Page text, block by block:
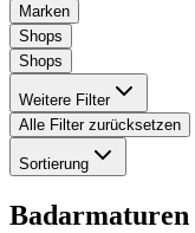
Marken
Shops
Shops
Weitere Filter
Alle Filter zurücksetzen
Sortierung
Badarmaturen